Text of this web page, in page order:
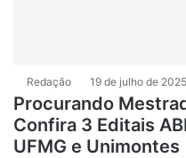
Redação 19 de julho de 2025
Procurando
Confira 3 Editais
UFMG e Unimontes